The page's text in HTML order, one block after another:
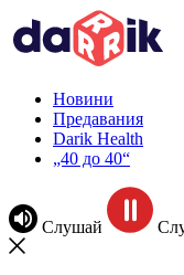
Новини
Предавания
Darik Health
„40 до 40“
Слушай